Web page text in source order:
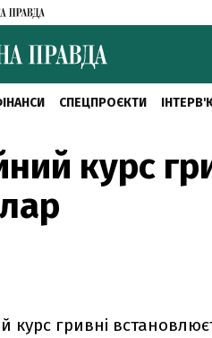
СПЕЦПРОЄКТИ
курс
курс гривні